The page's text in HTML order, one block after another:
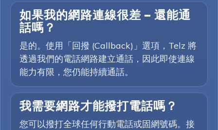
如果我的網路連線很差 — 還能通
話嗎？
是的。使用「回撥 (Callback)」選項，Telz 將
透過我們的電話網路建立通話，因此即使連線
能力有限，您仍能持續通話。
我需要網路才能撥打電話嗎？
您可以撥打全球任何行動電話或固網號碼。接